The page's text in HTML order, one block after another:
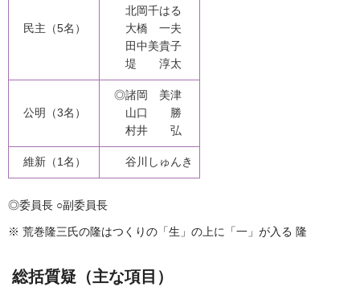
民主（5名）
北岡千はる
大橋 一夫
田中美貴子
堤 淳太
公明（3名）
◎諸岡 美津
山口 勝
村井 弘
維新（1名） 谷川しゅんき
◎委員長 ○副委員長
※ 荒巻隆三氏の隆はつくりの「生」の上に「一」が入る 隆
総括質疑（主な項目）